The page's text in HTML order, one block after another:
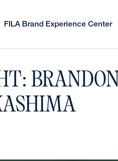
FILA Brand Experience Center
BRANDON